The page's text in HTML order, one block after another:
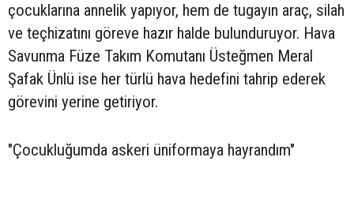
çocuklarına annelik yapıyor, hem de tugayın araç, silah
ve teçhizatını göreve hazır halde bulunduruyor. Hava
Savunma Füze Takım Komutanı Üsteğmen Meral
Şafak Ünlü ise her türlü hava hedefini tahrip ederek
görevini yerine getiriyor.
"Çocukluğumda askeri üniformaya hayrandım"